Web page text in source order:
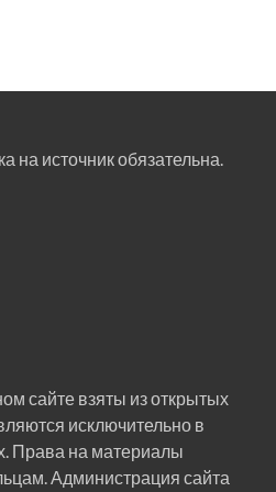
на источник обязательна.
сайте взяты из открытых
исключительно в
Права на материалы
Администрация сайта